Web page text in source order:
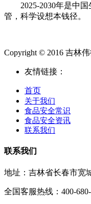
2025-2030年是中国
管，科学设想本钱径。
Copyright © 2016 吉林
友情链接：
首页
关于我们
食品安全常识
食品安全资讯
联系我们
联系我们
地址：吉林省长春市宽
全国客服热线：400-